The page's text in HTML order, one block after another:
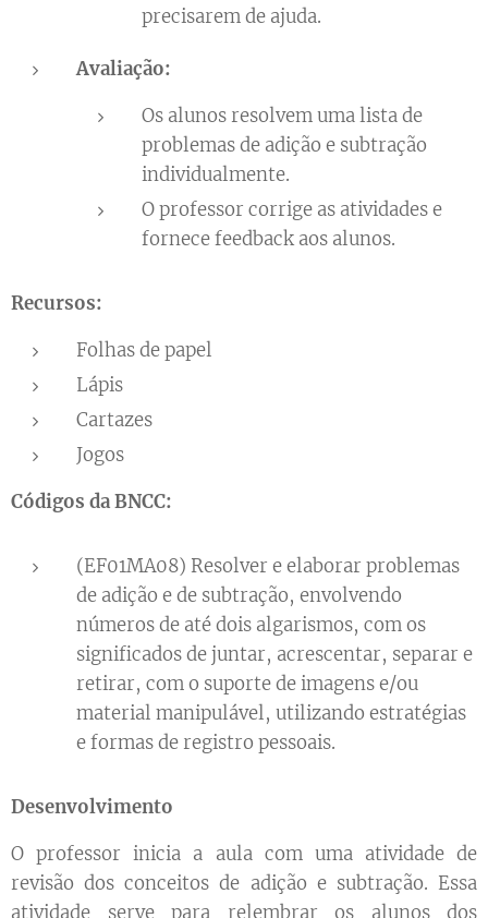
precisarem de ajuda.
Avaliação:
Os alunos resolvem uma lista de
problemas de adição e subtração
individualmente.
O professor corrige as atividades e
fornece feedback aos alunos.
Recursos:
Folhas de papel
Lápis
Cartazes
Jogos
Códigos da BNCC:
(EF01MA08) Resolver e elaborar problemas
de adição e de subtração, envolvendo
números de até dois algarismos, com os
significados de juntar, acrescentar, separar e
retirar, com o suporte de imagens e/ou
material manipulável, utilizando estratégias
e formas de registro pessoais.
Desenvolvimento
O professor inicia a aula com uma atividade de
revisão dos conceitos de adição e subtração. Essa
atividade serve para relembrar os alunos dos